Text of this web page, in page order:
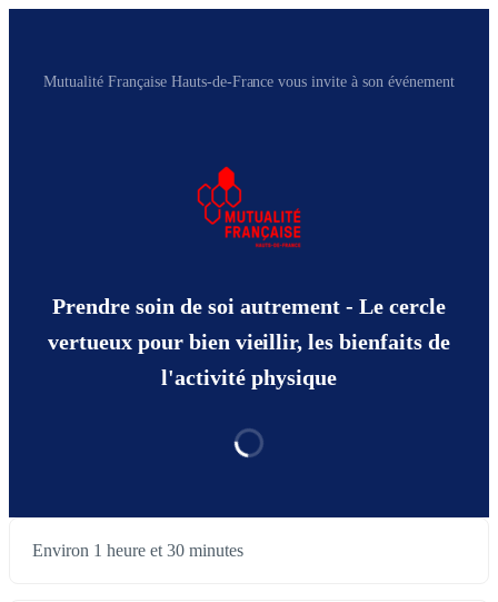
Mutualité Française Hauts-de-France vous invite à son événement
Prendre soin de soi autrement - Le cercle
vertueux pour bien vieillir, les bienfaits de
l'activité physique
Environ 1 heure et 30 minutes